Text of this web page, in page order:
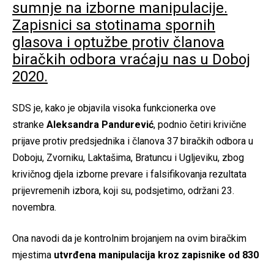
sumnje na izborne manipulacije.
Zapisnici sa stotinama spornih
glasova i optužbe protiv članova
biračkih odbora vraćaju nas u Doboj
2020.
SDS je, kako je objavila visoka funkcionerka ove
stranke Aleksandra Pandurević, podnio četiri krivične
prijave protiv predsjednika i članova 37 biračkih odbora u
Doboju, Zvorniku, Laktašima, Bratuncu i Ugljeviku, zbog
krivičnog djela izborne prevare i falsifikovanja rezultata
prijevremenih izbora, koji su, podsjetimo, održani 23.
novembra.
Ona navodi da je kontrolnim brojanjem na ovim biračkim
mjestima utvrđena manipulacija kroz zapisnike od 830